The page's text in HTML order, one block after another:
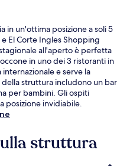
in un'ottima posizione a soli 5
El Corte Ingles Shopping
all'aperto è perfetta
in uno dei 3 ristoranti in
e serve la
struttura includono un bar
per bambini. Gli ospiti
posizione invidiabile.
struttura